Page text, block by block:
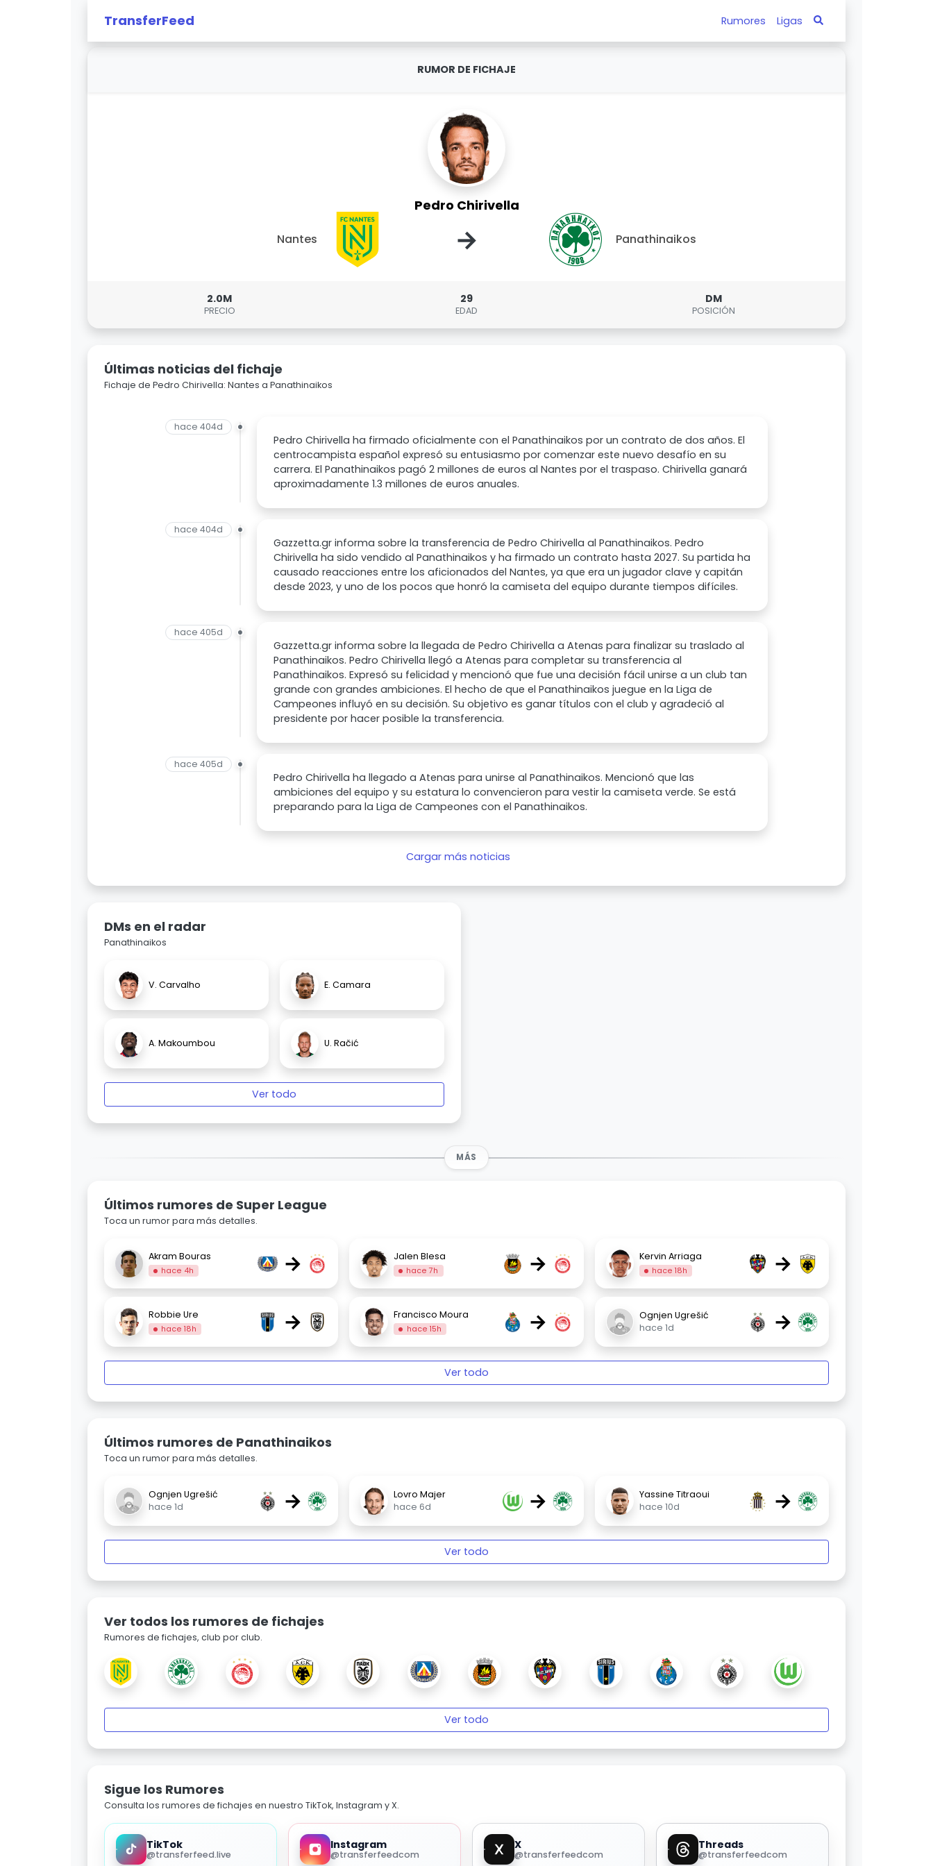
TransferFeed Rumores Ligas
RUMOR DE FICHAJE
Pedro Chirivella
Nantes → Panathinaikos
2.0M
PRECIO
29
EDAD
DM
POSICIÓN
Últimas noticias del fichaje
Fichaje de Pedro Chirivella: Nantes a Panathinaikos
hace 404d
Pedro Chirivella ha firmado oficialmente con el Panathinaikos por un contrato de dos años. El
centrocampista español expresó su entusiasmo por comenzar este nuevo desafío en su
carrera. El Panathinaikos pagó 2 millones de euros al Nantes por el traspaso. Chirivella ganará
aproximadamente 1.3 millones de euros anuales.
hace 404d
Gazzetta.gr informa sobre la transferencia de Pedro Chirivella al Panathinaikos. Pedro
Chirivella ha sido vendido al Panathinaikos y ha firmado un contrato hasta 2027. Su partida ha
causado reacciones entre los aficionados del Nantes, ya que era un jugador clave y capitán
desde 2023, y uno de los pocos que honró la camiseta del equipo durante tiempos difíciles.
hace 405d
Gazzetta.gr informa sobre la llegada de Pedro Chirivella a Atenas para finalizar su traslado al
Panathinaikos. Pedro Chirivella llegó a Atenas para completar su transferencia al
Panathinaikos. Expresó su felicidad y mencionó que fue una decisión fácil unirse a un club tan
grande con grandes ambiciones. El hecho de que el Panathinaikos juegue en la Liga de
Campeones influyó en su decisión. Su objetivo es ganar títulos con el club y agradeció al
presidente por hacer posible la transferencia.
hace 405d
Pedro Chirivella ha llegado a Atenas para unirse al Panathinaikos. Mencionó que las
ambiciones del equipo y su estatura lo convencieron para vestir la camiseta verde. Se está
preparando para la Liga de Campeones con el Panathinaikos.
Cargar más noticias
DMs en el radar
Panathinaikos
V. Carvalho E. Camara
A. Makoumbou U. Račić
Ver todo
MÁS
Últimos rumores de Super League
Toca un rumor para más detalles.
Akram Bouras
hace 4h → Jalen Blesa
hace 7h → Kervin Arriaga
hace 18h →
Robbie Ure
hace 18h → Francisco Moura
hace 15h →
Ognjen Ugrešić
hace 1d
→
Ver todo
Últimos rumores de Panathinaikos
Toca un rumor para más detalles.
Ognjen Ugrešić
hace 1d
→
Lovro Majer
hace 6d
→
Yassine Titraoui
hace 10d
→
Ver todo
Ver todos los rumores de fichajes
Rumores de fichajes, club por club.
Ver todo
Sigue los Rumores
Consulta los rumores de fichajes en nuestro TikTok, Instagram y X.
TikTok
@transferfeed.live
Instagram
@transferfeedcom
X
@transferfeedcom
Threads
@transferfeedcom